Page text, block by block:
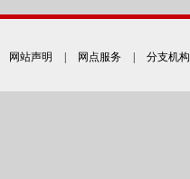
网站声明 网点服务 分支机构